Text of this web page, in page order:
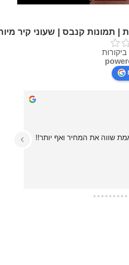
| תמונות קנבס | שעוני קיר
שווה את המחיר ואף יותר!!